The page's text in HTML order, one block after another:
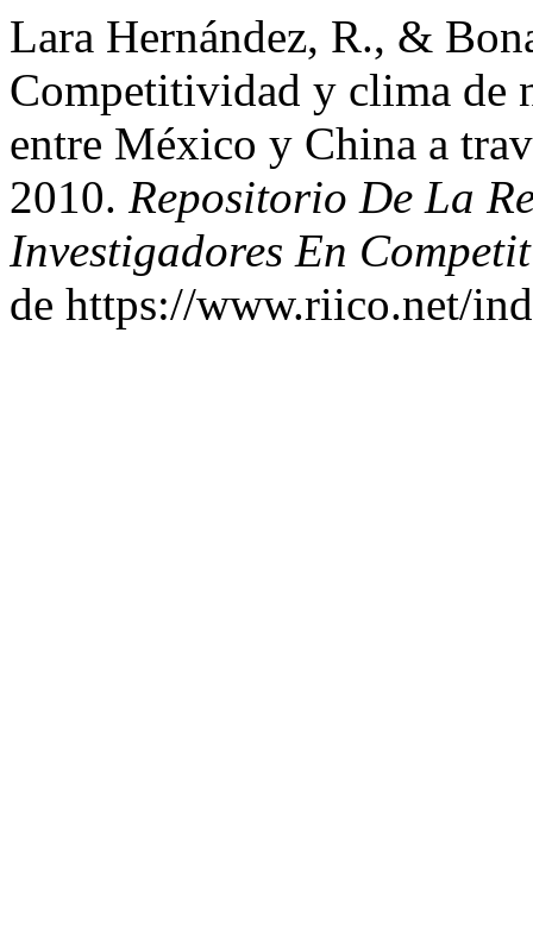
Lara Hernández, R., &
Competitividad y clima de
entre México y China a
2010. Repositorio De La
Investigadores En
de https://www.riico.net/